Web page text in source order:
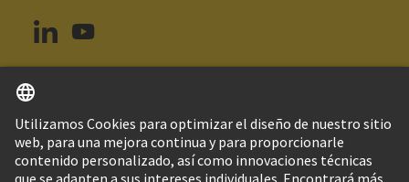
Brasil Español